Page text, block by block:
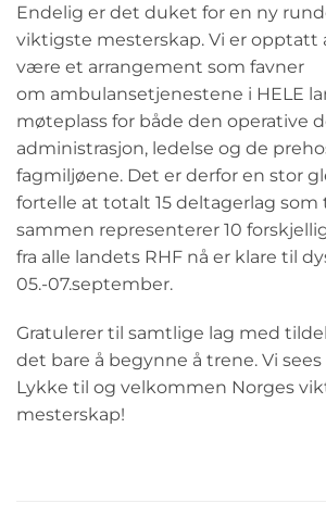
Endelig er det duket for en ny
viktigste mesterskap. Vi er opptatt
være et arrangement som favner
om ambulansetjenestene i HELE
møteplass for både den operative
administrasjon, ledelse og de
fagmiljøene. Det er derfor en stor
fortelle at totalt 15 deltagerlag som
sammen representerer 10
fra alle landets RHF nå er klare til
05.-07.september.
Gratulerer til samtlige lag med
det bare å begynne å trene. Vi
Lykke til og velkommen Norges
mesterskap!